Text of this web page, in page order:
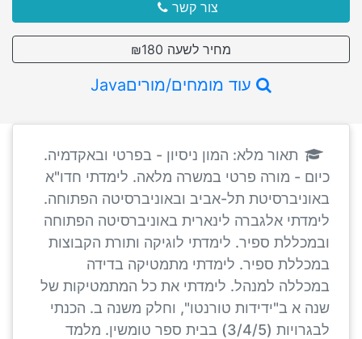
צור קשר
מחיר לשעה ₪180
עוד מומחים/מוריםJava
תאור מלא: המון ניסיון - בפרטי ובאקדמיה.
כיום - מורה פרטי במשרה מלאה. לימדתי חדו"א
באוניברסיטת תל-אביב ובאוניברסיטה הפתוחה.
לימדתי אלגברה לינארית באוניברסיטה הפתוחה
ובמכללת ספיר. לימדתי לוגיקה ותורת הקבוצות
במכללת ספיר. לימדתי מתמטיקה בדידה
במכללה למנהל. לימדתי את כל המתמטיקות של
שנה א ב"ידידות טורנטו", וחלק משנה ב. הכנתי
לבגרויות (3/4/5) בבית ספר טומשין. מלמד